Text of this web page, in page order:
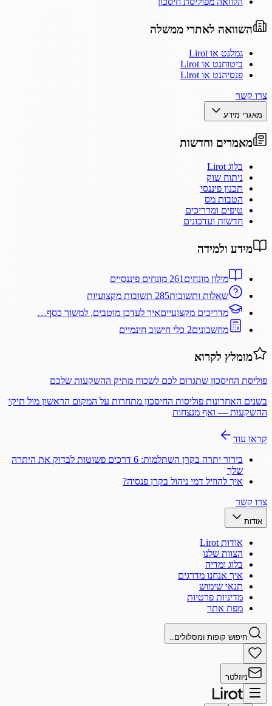
השוואה לאתרי ממשלה
גמלנט או Lirot
ביטוחנט או Lirot
פנסיהנט או Lirot
צרו קשר
מאגרי מידע
מאמרים וחדשות
בלוג Lirot
ניתוח שוק
תכנון פיננסי
הטבות מס
טיפים ומדריכים
חדשות ועדכונים
מידע ולמידה
מילון מונחים 261 מונחים פיננסיים
שאלות ותשובות285 תשובות מקצועיות
מדריכים מקצועייםאיך לעדכן מוטבים, למשוך כסף…
מחשבונים2 כלי חישוב חינמיים
מומלץ לקרוא
פוליסת החיסכון שתגרום לכם לשכוח מתיק ההשקעות שלכם
בשנים האחרונות פוליסות החיסכון מתחרות על המקום הראשון מול תיקי
ההשקעות — ואף מנצחות
קראו עוד
בירור יתרה בקרן השתלמות: 6 דרכים פשוטות לבדוק את היתרה
שלך
איך להוזיל דמי ניהול בקרן פנסיה?
צרו קשר
אודות
אודות Lirot
הצוות שלנו
בלוג ומדיה
איך אנחנו מדרגים
תנאי שימוש
מדיניות פרטיות
מפת אתר
חיפוש קופות ומסלולים..
ניוזלטר